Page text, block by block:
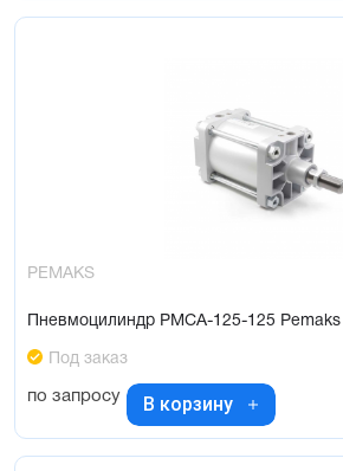
PEMAKS
Пневмоцилиндр PMCA-125-125 Pemaks
Под заказ
по запросу В корзину